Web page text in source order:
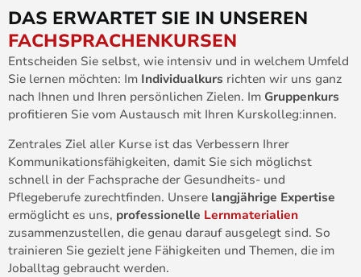
DAS ERWARTET SIE IN UNSEREN
FACHSPRACHENKURSEN
Entscheiden Sie selbst, wie intensiv und in welchem Umfeld
Sie lernen möchten: Im Individualkurs richten wir uns ganz
nach Ihnen und Ihren persönlichen Zielen. Im Gruppenkurs
profitieren Sie vom Austausch mit Ihren Kurskolleg:innen.
Zentrales Ziel aller Kurse ist das Verbessern Ihrer
Kommunikationsfähigkeiten, damit Sie sich möglichst
schnell in der Fachsprache der Gesundheits- und
Pflegeberufe zurechtfinden. Unsere langjährige Expertise
ermöglicht es uns, professionelle Lernmaterialien
zusammenzustellen, die genau darauf ausgelegt sind. So
trainieren Sie gezielt jene Fähigkeiten und Themen, die im
Joballtag gebraucht werden.